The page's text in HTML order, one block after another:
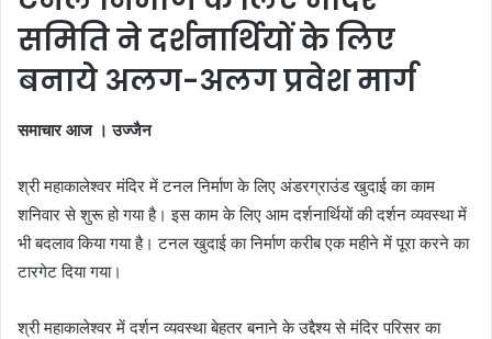
समिति ने दर्शनार्थियों के लिए
बनाये अलग-अलग प्रवेश मार्ग
समाचार आज । उज्जैन
श्री महाकालेश्वर मंदिर में टनल निर्माण के लिए अंडरग्राउंड खुदाई का काम
शनिवार से शुरू हो गया है। इस काम के लिए आम दर्शनार्थियों की दर्शन व्यवस्था में
भी बदलाव किया गया है। टनल खुदाई का निर्माण करीब एक महीने में पूरा करने का
टारगेट दिया गया।
श्री महाकालेश्वर में दर्शन व्यवस्था बेहतर बनाने के उद्दैश्य से मंदिर परिसर का